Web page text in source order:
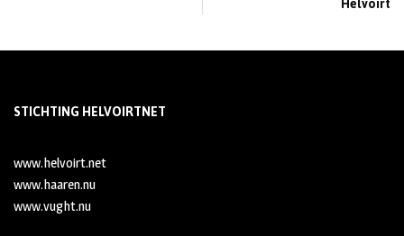
STICHTING HELVOIRTNET
www.helvoirt.net
www.haaren.nu
www.vught.nu